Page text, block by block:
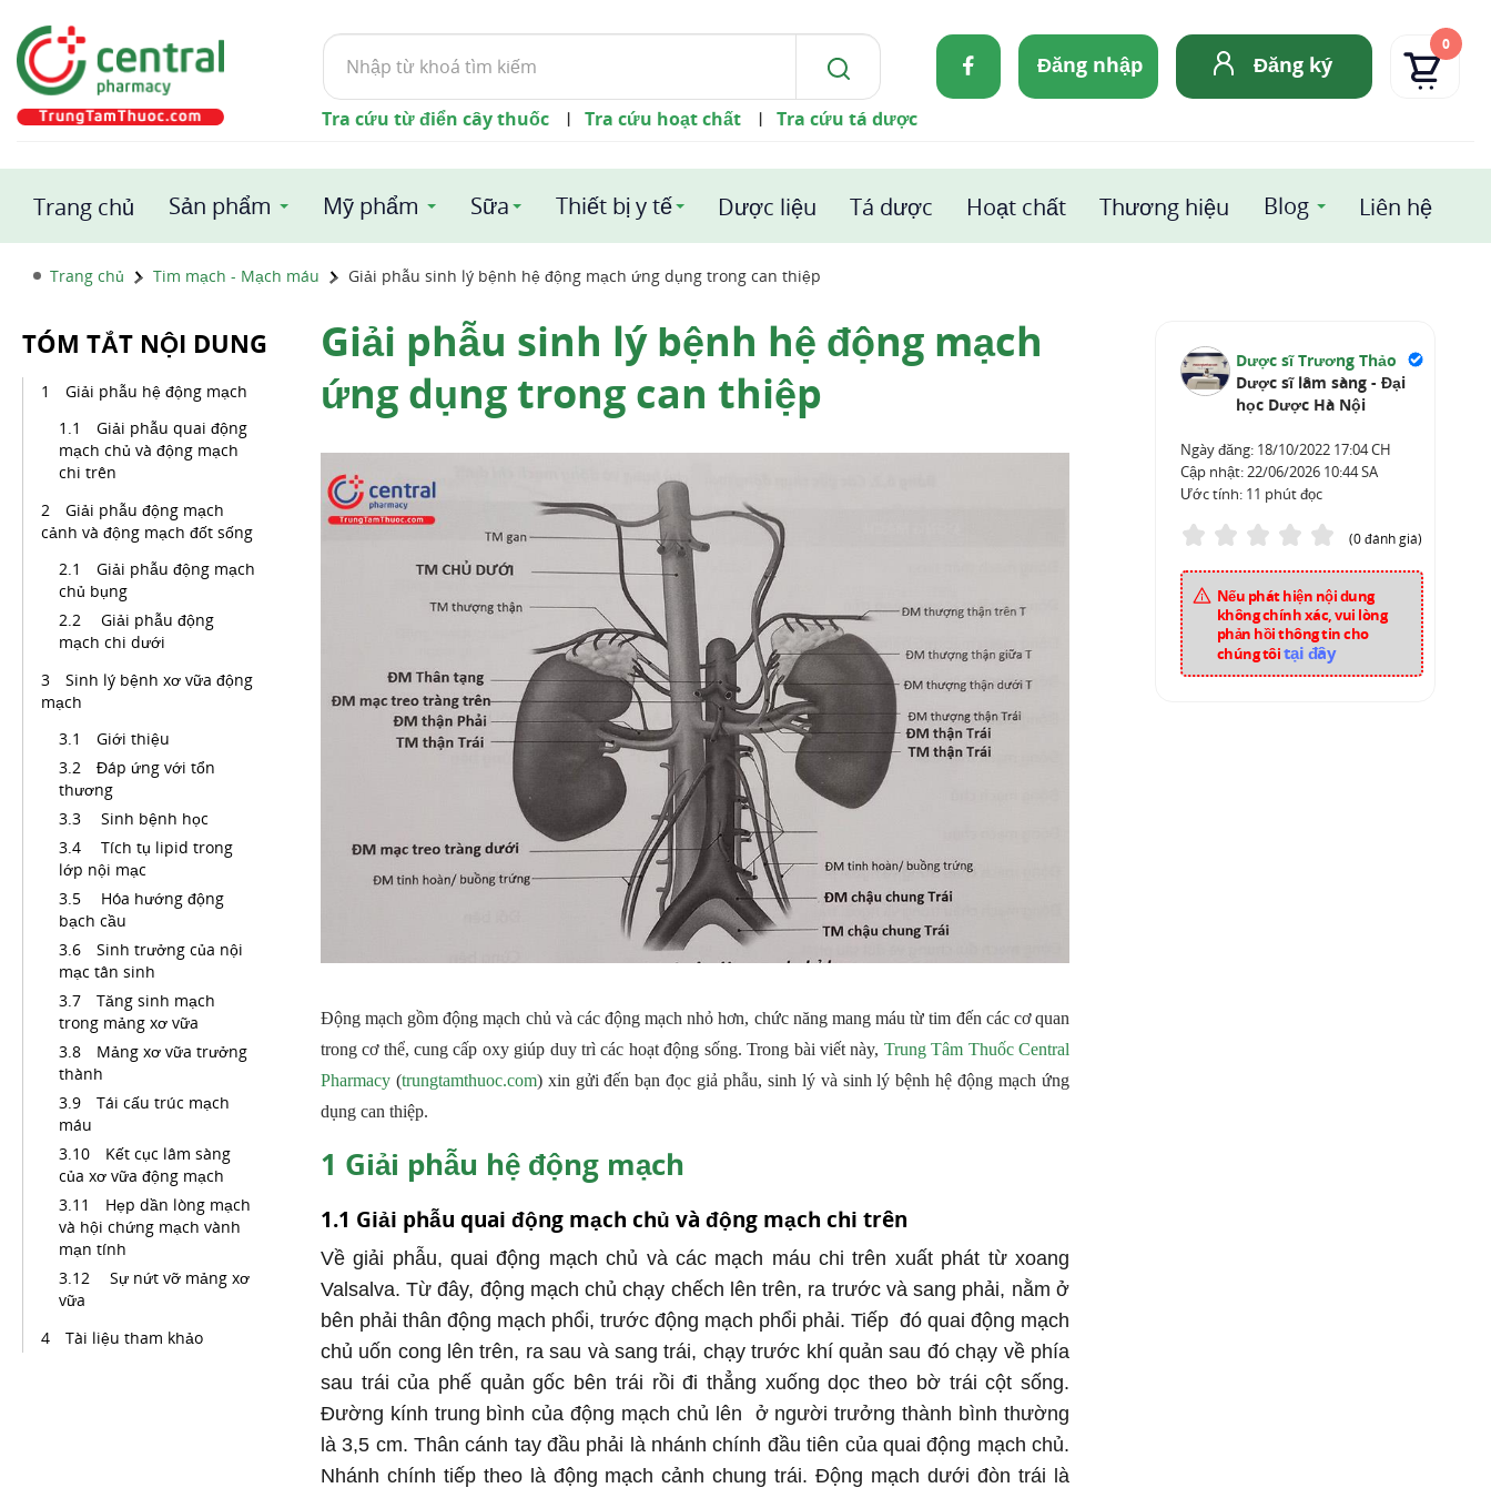
Tìm
kiếm
Đăng nhập Đăng ký
0
Tra cứu từ điển cây thuốc | Tra cứu hoạt chất | Tra cứu tá dược
Trang chủ Sản phẩm Mỹ phẩm Sữa Thiết bị y tế Dược liệu Tá dược Hoạt chất Thương hiệu Blog Liên hệ
Trang chủ Tim mạch - Mạch máu Giải phẫu sinh lý bệnh hệ động mạch ứng dụng trong can thiệp
TÓM TẮT NỘI DUNG
Giải phẫu hệ động mạch
Giải phẫu quai động
mạch chủ và động mạch
chi trên
Giải phẫu động mạch
cảnh và động mạch đốt sống
Giải phẫu động mạch
chủ bụng
Giải phẫu động
mạch chi dưới
Sinh lý bệnh xơ vữa động
mạch
Giới thiệu
Đáp ứng với tổn
thương
Sinh bệnh học
Tích tụ lipid trong
lớp nội mạc
Hóa hướng động
bạch cầu
Sinh trưởng của nội
mạc tân sinh
Tăng sinh mạch
trong mảng xơ vữa
Mảng xơ vữa trưởng
thành
Tái cấu trúc mạch
máu
Kết cục lâm sàng
của xơ vữa động mạch
Hẹp dần lòng mạch
và hội chứng mạch vành
mạn tính
Sự nứt vỡ mảng xơ
vữa
Tài liệu tham khảo
Dược sĩ Trương Thảo
Dược sĩ lâm sàng - Đại
học Dược Hà Nội
Ngày đăng: 18/10/2022 17:04 CH
Cập nhật:22/06/2026 10:44 SA
Ước tính: 11 phút đọc
(0 đánh giá)
Nếu phát hiện nội dung
không chính xác, vui lòng
phản hồi thông tin cho
chúng tôitại đây
Giải phẫu sinh lý bệnh hệ động mạch
ứng dụng trong can thiệp
Động mạch gồm động mạch chủ và các động mạch nhỏ hơn, chức năng mang máu từ tim đến các cơ quan
trong cơ thể, cung cấp oxy giúp duy trì các hoạt động sống. Trong bài viết này, Trung Tâm Thuốc Central
Pharmacy(trungtamthuoc.com) xin gửi đến bạn đọc giả phẫu, sinh lý và sinh lý bệnh hệ động mạch ứng
dụng can thiệp.
1 Giải phẫu hệ động mạch
1.1 Giải phẫu quai động mạch chủ và động mạch chi trên
Về giải phẫu, quai động mạch chủ và các mạch máu chi trên xuất phát từ xoang
Valsalva. Từ đây, động mạch chủ chạy chếch lên trên, ra trước và sang phải, nằm ở
bên phải thân động mạch phổi, trước động mạch phổi phải. Tiếp đó quai động mạch
chủ uốn cong lên trên, ra sau và sang trái, chạy trước khí quản sau đó chạy về phía
sau trái của phế quản gốc bên trái rồi đi thẳng xuống dọc theo bờ trái cột sống.
Đường kính trung bình của động mạch chủ lên ở người trưởng thành bình thường
là 3,5 cm. Thân cánh tay đầu phải là nhánh chính đầu tiên của quai động mạch chủ.
Nhánh chính tiếp theo là động mạch cảnh chung trái. Động mạch dưới đòn trái là